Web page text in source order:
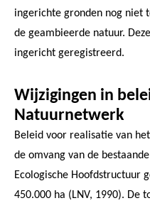
ingerichte gronden nog niet
de geambieerde natuur.
ingericht geregistreerd.
Wijzigingen in
Natuurnetwerk
Beleid voor realisatie van
de omvang van de
Ecologische Hoofdstructuur
450.000 ha (LNV, 1990). De